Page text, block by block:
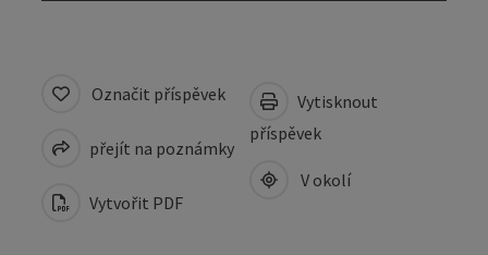
Označit příspěvek
přejít na poznámky
Vytvořit PDF
Vytisknout
příspěvek
V okolí